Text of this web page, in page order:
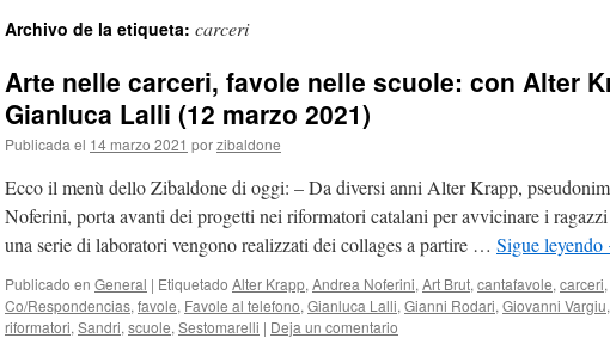
contenido
Archivo de la etiqueta: carceri
Arte nelle carceri, favole nelle scuole: con Alter
Gianluca Lalli (12 marzo 2021)
Publicada el 14 marzo 2021 porzibaldone
Ecco il menù dello Zibaldone di oggi: – Da diversi anni Alter Krapp,
Noferini, porta avanti dei progetti nei riformatori catalani per avvicinare i
una serie di laboratori vengono realizzati dei collages a partire … Sigue leyendo
Publicado en General | Etiquetado Alter Krapp, Andrea Noferini, Art Brut, cantafavole, carceri,
Co/Respondencias, favole, Favole al telefono, Gianluca Lalli, Gianni Rodari, Giovanni Vargiu,
riformatori, Sandri, scuole, Sestomarelli | Deja un comentario